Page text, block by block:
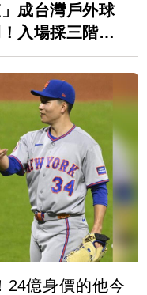
成台灣戶外球
入場採三階段
24億身價的他今